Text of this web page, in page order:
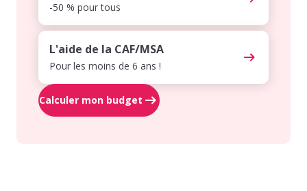
-50 % pour tous
L'aide de la CAF/MSA
Pour les moins de 6 ans !
Calculer mon budget